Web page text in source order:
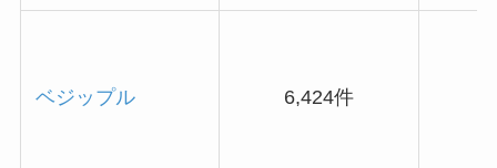
ベジップル 6,424件